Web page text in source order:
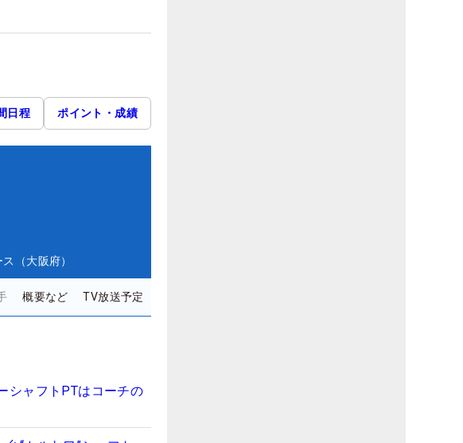
日程 ポイント・成績
（大阪府）
概要など TV放送予定
シャフトPTはコーチの